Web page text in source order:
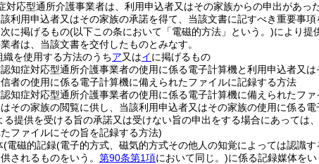
対応型通所介護事業者は、利用申込者又はその家族からの申出があっ
利用申込者又はその家族の承諾を得て、当該文書に記すべき重要事
に掲げるもの(以下この条において「電磁的方法」という。)により提
者は、当該文書を交付したものとみなす。
織を使用する方法のうちア又はイに掲げるもの
知症対応型通所介護事業者の使用に係る電子計算機と利用申込者又
者の使用に係る電子計算機に備えられたファイルに記録する方法
知症対応型通所介護事業者の使用に係る電子計算機に備えられたフ
その家族の閲覧に供し、当該利用申込者又はその家族の使用に係る
る提供を受ける旨の承諾又は受けない旨の申出をする場合にあっては
ファイルにその旨を記録する方法)
(電磁的記録(電子的方式、磁気的方式その他人の知覚によっては認識
されるものをいう。 第90条第1項において同じ。)に係る記録媒体をい